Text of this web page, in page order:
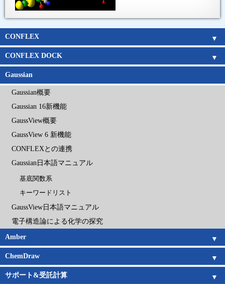
CONFLEX
CONFLEX
Parallel CONFLEX
Interface
新機能
アルゴリズム
Gaussianとの連携
チュートリアルムービー
価格表 企業
官公庁
教育機関
CONFLEX DOCK
CONFLEX DOCK
アルゴリズム
チュートリアルムービー
価格表
Gaussian
Gaussian概要
Gaussian 16新機能
GaussView概要
GaussView 6 新機能
CONFLEXとの連携
Gaussian日本語マニュアル
基底関数系
キーワードリスト
GaussView日本語マニュアル
電子構造論による化学の探究
Amber
Amber概要
Amber新機能
日本語チュートリアル
Amber旧バージョン
Amberの価格
ChemDraw
ChemDraw概要
機能一覧
新機能
サポート
購入ガイド
サポート&受託計算